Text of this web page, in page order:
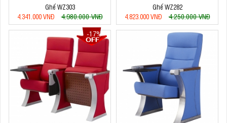
Ghế WZ303
4.341.000 VNĐ
4.980.000 VNĐ
Ghế WZ282
4.823.000 VNĐ
4.250.000 VNĐ
-17%